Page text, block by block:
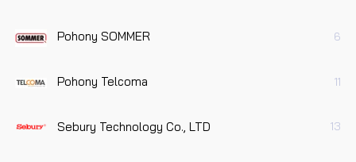
Pohony SOMMER 6
Pohony Telcoma 11
Sebury Technology Co., LTD 13